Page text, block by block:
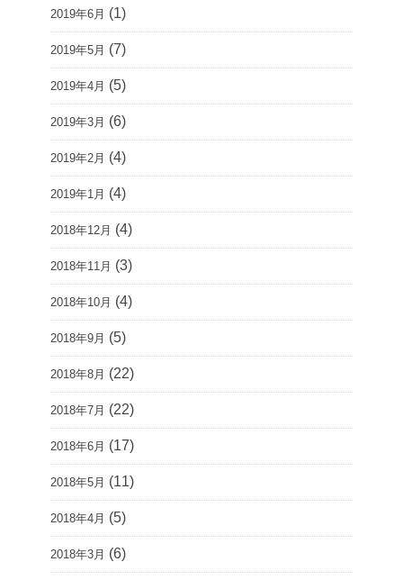
2019年6月 (1)
2019年5月 (7)
2019年4月 (5)
2019年3月 (6)
2019年2月 (4)
2019年1月 (4)
2018年12月 (4)
2018年11月 (3)
2018年10月 (4)
2018年9月 (5)
2018年8月 (22)
2018年7月 (22)
2018年6月 (17)
2018年5月 (11)
2018年4月 (5)
2018年3月 (6)